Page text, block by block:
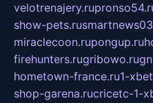
velotrenajery.ru
show-pets.ru
miraclecoon.rupongup.ru
firehunters.rugribowo.ru
hometown-france.ru1-
shop-garena.rucricetc-1-